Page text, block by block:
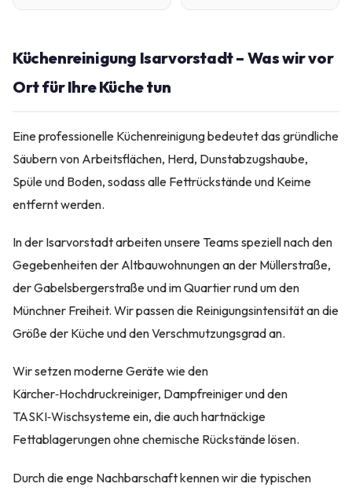
Küchenreinigung Isarvorstadt – Was wir vor
Ort für Ihre Küche tun
Eine professionelle Küchenreinigung bedeutet das gründliche
Säubern von Arbeitsflächen, Herd, Dunstabzugshaube,
Spüle und Boden, sodass alle Fettrückstände und Keime
entfernt werden.
In der Isarvorstadt arbeiten unsere Teams speziell nach den
Gegebenheiten der Altbauwohnungen an der Müllerstraße,
der Gabelsbergerstraße und im Quartier rund um den
Münchner Freiheit. Wir passen die Reinigungsintensität an die
Größe der Küche und den Verschmutzungsgrad an.
Wir setzen moderne Geräte wie den
Kärcher‑Hochdruckreiniger, Dampfreiniger und den
TASKI‑Wischsysteme ein, die auch hartnäckige
Fettablagerungen ohne chemische Rückstände lösen.
Durch die enge Nachbarschaft kennen wir die typischen